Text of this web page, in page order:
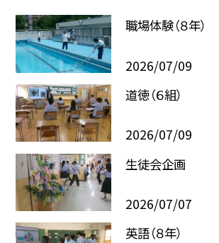
職場体験（８年）
2026/07/09
道徳（６組）
2026/07/09
生徒会企画
2026/07/07
英語（８年）